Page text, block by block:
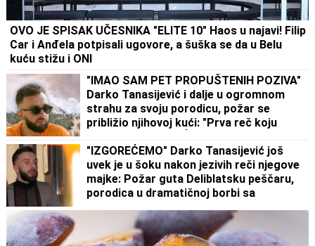
OVO JE SPISAK UČESNIKA "ELITE 10" Haos u najavi! Filip
Car i Anđela potpisali ugovore, a šuška se da u Belu
kuću stižu i ONI
"IMAO SAM PET PROPUŠTENIH POZIVA"
Darko Tanasijević i dalje u ogromnom
strahu za svoju porodicu, požar se
približio njihovoj kući: "Prva reč koju
sam čuo - IZGOREĆEMO"
"IZGOREĆEMO" Darko Tanasijević još
uvek je u šoku nakon jezivih reči njegove
majke: Požar guta Deliblatsku peščaru,
porodica u dramatičnoj borbi sa
vatrenom stihijom